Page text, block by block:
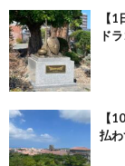
【
ド
【
払